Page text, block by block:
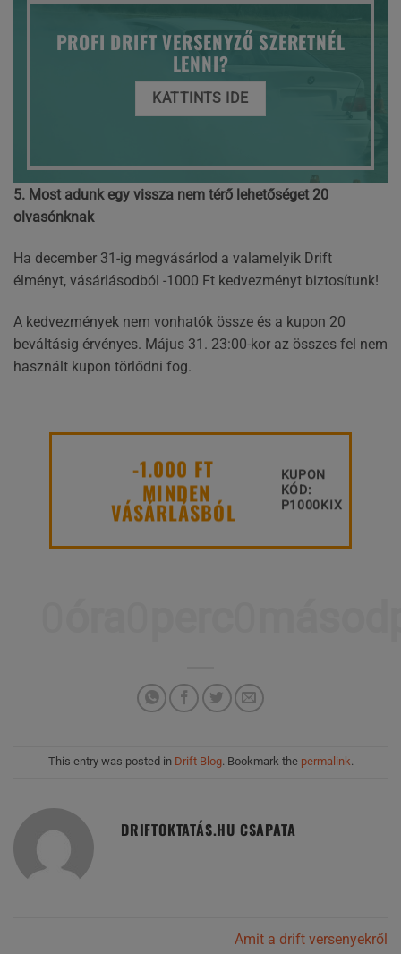
PROFI DRIFT VERSENYZŐ SZERETNÉL
LENNI?
KATTINTS IDE
5. Most adunk egy vissza nem térő lehetőséget 20
olvasónknak
Ha december 31-ig megvásárlod a valamelyik Drift
élményt, vásárlásodból -1000 Ft kedvezményt biztosítunk!
A kedvezmények nem vonhatók össze és a kupon 20
beváltásig érvényes. Május 31. 23:00-kor az összes fel nem
használt kupon törlődni fog.
-1.000 FT
MINDEN
VÁSÁRLÁSBÓL
KUPON
KÓD:
P1000KIX
This entry was posted in Drift Blog. Bookmark the permalink.
DRIFTOKTATÁS.HU CSAPATA
Amit a drift versenyekről